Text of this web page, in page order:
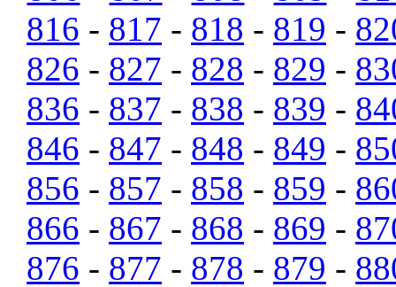
816 - 817 - 818 - 819 -
826 - 827 - 828 - 829 -
836 - 837 - 838 - 839 -
846 - 847 - 848 - 849 -
856 - 857 - 858 - 859 -
866 - 867 - 868 - 869 -
876 - 877 - 878 - 879 -